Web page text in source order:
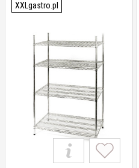
XXLgastro.pl